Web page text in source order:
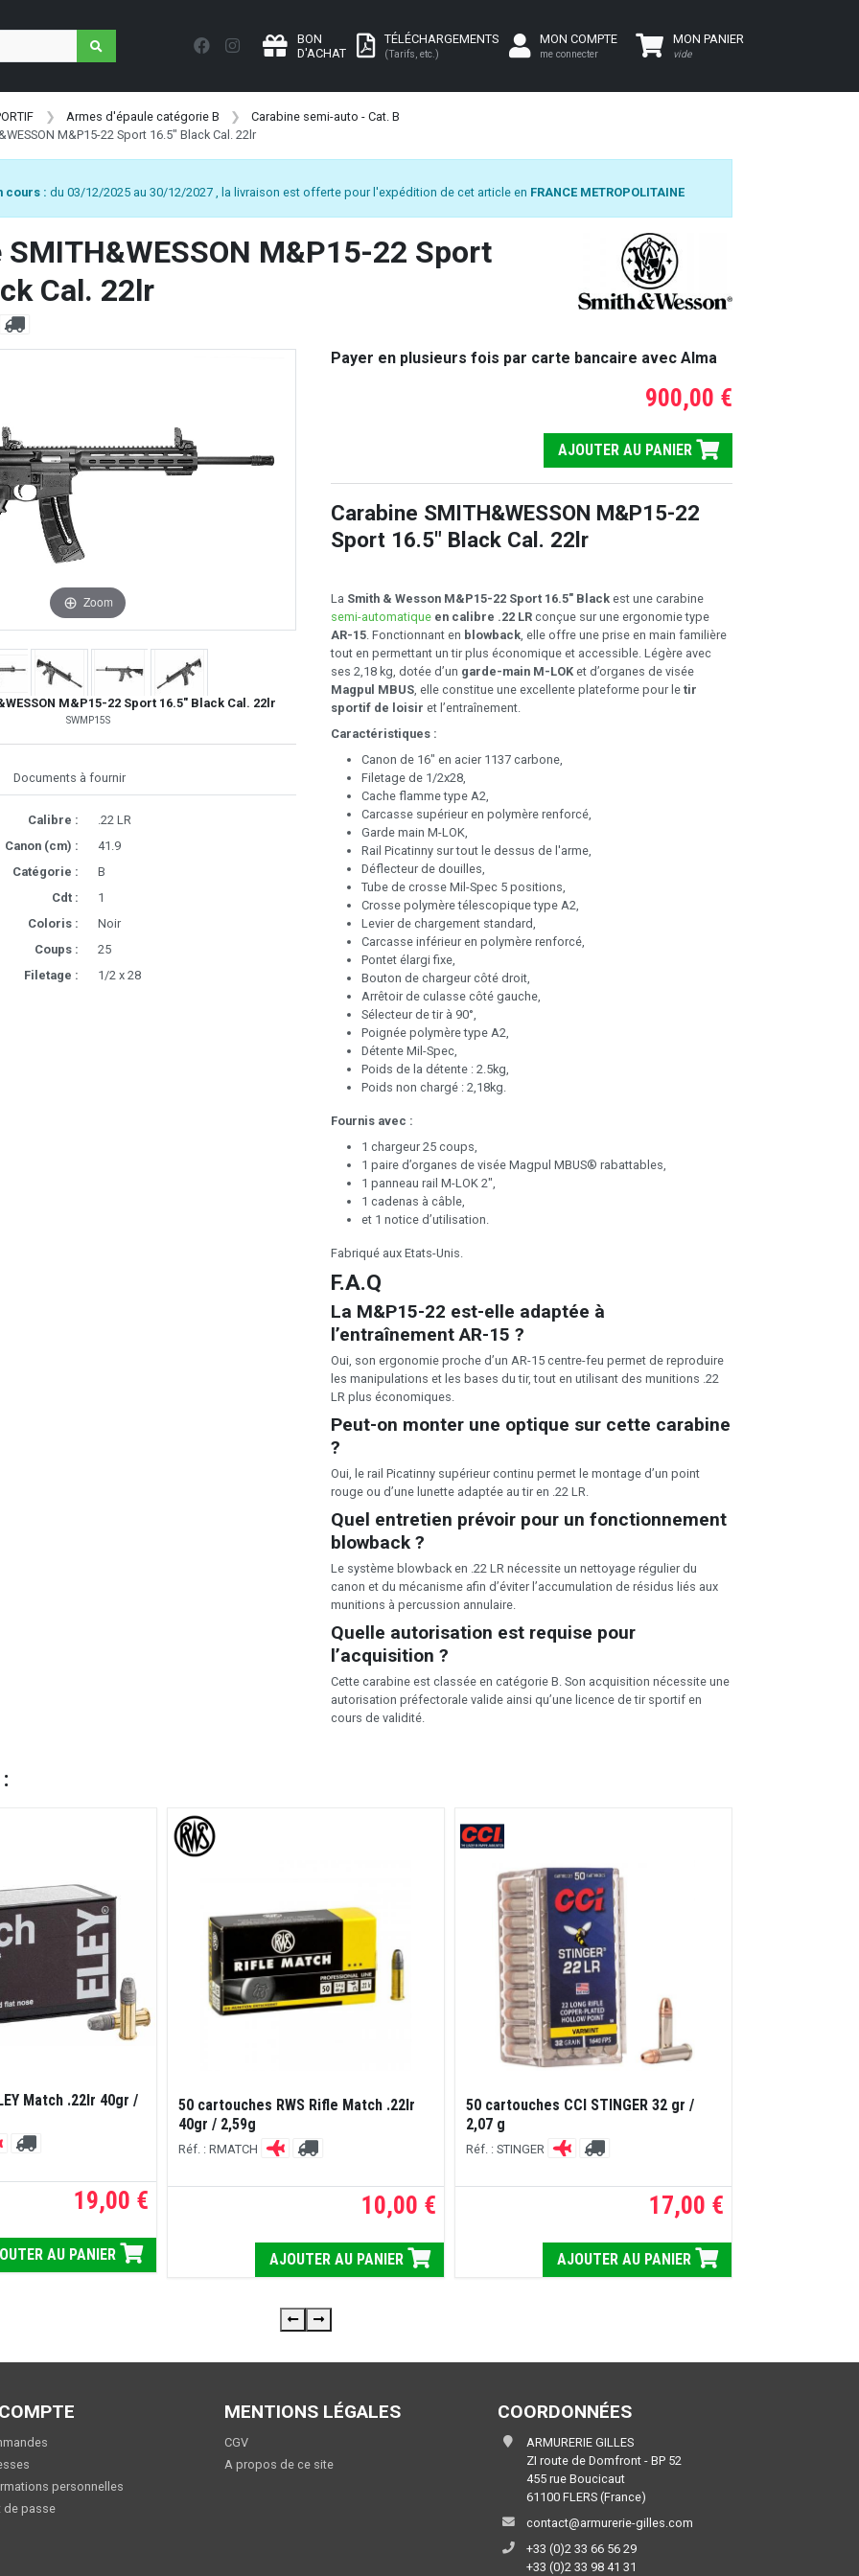
BON
D'ACHAT
TÉLÉCHARGEMENTS
(Tarifs, etc.)
MON COMPTE
me connecter
MON PANIER
vide
Armes d'épaule catégorie B
Carabine semi-auto - Cat. B
M&P15-22 Sport 16.5" Black Cal. 22lr
cours : du 03/12/2025 au 30/12/2027 , la livraison est offerte pour l'expédition de cet article en FRANCE METROPOLITAINE
SMITH&WESSON M&P15-22 Sport
Cal. 22lr
Zoom
M&P15-22 Sport 16.5" Black Cal. 22lr
SWMP15S
Documents à fournir
Calibre :
.22 LR
Canon (cm) :
41.9
Catégorie :
B
Cdt :
1
Coloris :
Noir
Coups :
25
Filetage :
1/2 x 28
Payer en plusieurs fois par carte bancaire avec Alma
900,00 €
AJOUTER AU PANIER
Carabine SMITH&WESSON M&P15-22
Sport 16.5" Black Cal. 22lr
La Smith & Wesson M&P15-22 Sport 16.5" Black est une carabine
semi-automatique en calibre .22 LR conçue sur une ergonomie type
AR-15 . Fonctionnant en blowback , elle offre une prise en main familière
tout en permettant un tir plus économique et accessible. Légère avec
ses 2,18 kg, dotée d’un garde-main M-LOK et d’organes de visée
Magpul MBUS , elle constitue une excellente plateforme pour le tir
sportif de loisir et l’entraînement.
Caractéristiques :
Canon de 16" en acier 1137 carbone,
Filetage de 1/2x28,
Cache flamme type A2,
Carcasse supérieur en polymère renforcé,
Garde main M-LOK,
Rail Picatinny sur tout le dessus de l'arme,
Déflecteur de douilles,
Tube de crosse Mil-Spec 5 positions,
Crosse polymère télescopique type A2,
Levier de chargement standard,
Carcasse inférieur en polymère renforcé,
Pontet élargi fixe,
Bouton de chargeur côté droit,
Arrêtoir de culasse côté gauche,
Sélecteur de tir à 90°,
Poignée polymère type A2,
Détente Mil-Spec,
Poids de la détente : 2.5kg,
Poids non chargé : 2,18kg.
Fournis avec :
1 chargeur 25 coups,
1 paire d’organes de visée Magpul MBUS® rabattables,
1 panneau rail M-LOK 2",
1 cadenas à câble,
et 1 notice d’utilisation.
Fabriqué aux Etats-Unis.
F.A.Q
La M&P15-22 est-elle adaptée à
l’entraînement AR-15 ?
Oui, son ergonomie proche d’un AR-15 centre-feu permet de reproduire
les manipulations et les bases du tir, tout en utilisant des munitions .22
LR plus économiques.
Peut-on monter une optique sur cette carabine
?
Oui, le rail Picatinny supérieur continu permet le montage d’un point
rouge ou d’une lunette adaptée au tir en .22 LR.
Quel entretien prévoir pour un fonctionnement
blowback ?
Le système blowback en .22 LR nécessite un nettoyage régulier du
canon et du mécanisme afin d’éviter l’accumulation de résidus liés aux
munitions à percussion annulaire.
Quelle autorisation est requise pour
l’acquisition ?
Cette carabine est classée en catégorie B. Son acquisition nécessite une
autorisation préfectorale valide ainsi qu’une licence de tir sportif en
cours de validité.
Match .22lr 40gr /
19,00 €
AU PANIER
50 cartouches RWS Rifle Match .22lr
40gr / 2,59g
Réf. : RMATCH
10,00 €
AJOUTER AU PANIER
50 cartouches CCI STINGER 32 gr /
2,07 g
Réf. : STINGER
17,00 €
AJOUTER AU PANIER
personnelles
de passe
MENTIONS LÉGALES
CGV
A propos de ce site
COORDONNÉES
ARMURERIE GILLES
ZI route de Domfront - BP 52
455 rue Boucicaut
61100 FLERS (France)
contact@armurerie-gilles.com
+33 (0)2 33 66 56 29
+33 (0)2 33 98 41 31